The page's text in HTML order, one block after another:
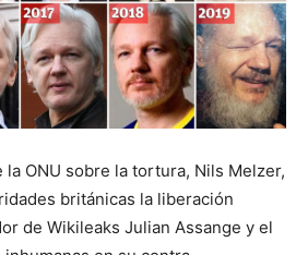
la ONU sobre la tortura, Nils Melzer,
británicas la liberación
de Wikileaks Julian Assange y el